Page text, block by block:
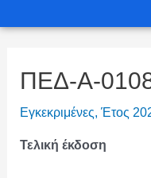
ΠΕΔ-Α-
Εγκεκριμένες, Έτος
Τελική έκδοση